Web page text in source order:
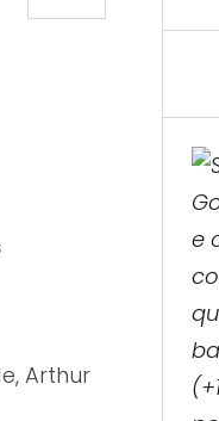
Arthur